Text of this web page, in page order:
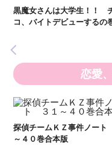
黒魔女さんは大学生！！
コ、バイトデビューするの
恋愛
探偵チームＫＺ事件ノー
～４０巻合本版